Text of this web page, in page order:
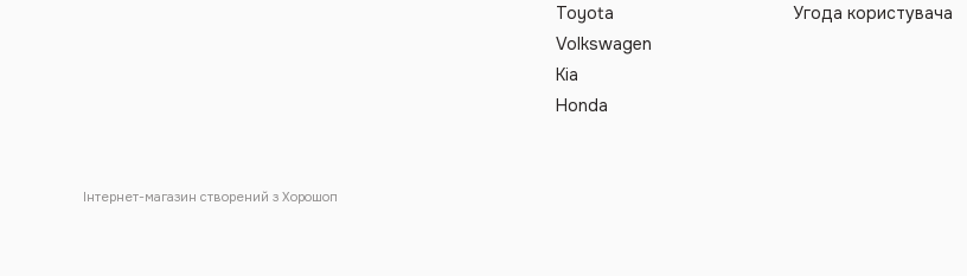
Інтернет-магазин створений з Хорошоп
Toyota
Volkswagen
Kia
Honda
Угода користувача